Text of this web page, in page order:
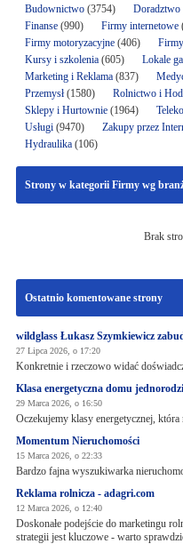
Budownictwo(3754) Doradztwo
Finanse(990) Firmy internetowe
Firmy motoryzacyjne(406)
Kursy i szkolenia(605) Lokale
Marketing i Reklama(837)
Przemysł(1580) Rolnictwo i
Sklepy i Hurtownie(1964)
Usługi(9470) Zakupy przez
Hydraulika(106)
Strony w kategorii Firmy wg
Brak
Ostatnio komentowane strony
wildglass Łukasz Szymkiewicz
27 Lipca 2026, o 17:20
Konkretnie i rzeczowo widać
Klasa energetyczna domu
29 Marca 2026, o 16:50
Oczekujemy klasy energetycznej,
Momentum Nieruchomości
15 Marca 2026, o 22:33
Bardzo fajna wyszukiwarka
Reklama rolnicza - adagri.com
12 Marca 2026, o 12:40
Doskonałe podejście do marketingu
strategii jest kluczowe - warto